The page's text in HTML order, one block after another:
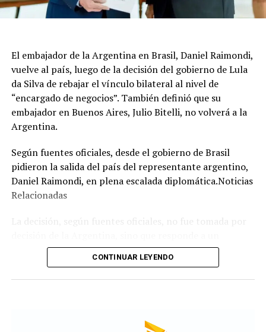
No fue la única actividad de Milei en Quito, porque una
Participaron representantes de ADEFA, Peugeot Citroen
Argentina, AFAC, ACARA, Toyota Argentina, Ford
Sudamérica y VW Group Argentina.
El embajador de la Argentina en Brasil, Daniel Raimondi,
vuelve al país, luego de la decisión del gobierno de Lula
da Silva de rebajar el vínculo bilateral al nivel de
“encargado de negocios”. También definió que su
embajador en Buenos Aires, Julio Bitelli, no volverá a la
Argentina.
Según fuentes oficiales, desde el gobierno de Brasil
pidieron la salida del país del representante argentino,
Daniel Raimondi, en plena escalada diplomática.Noticias
Relacionadas
expreso pedido que el canciller de Brasil, Mauro Vieira,
le hizo al diplomático argentino cuando le entregaron la
nota de protesta y le informaron que Bitelli, por el
La estrategia política de Brasilia posiblemente se
CONTINUAR LEYENDO